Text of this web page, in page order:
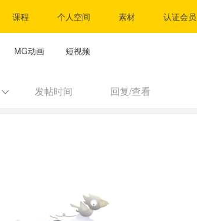
课程 个人空间 素材 认证会员
MG动画 短视频
发帖时间 回复/查看